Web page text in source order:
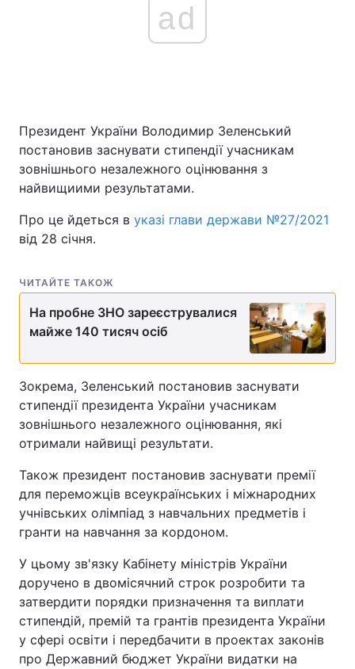
ad
Президент України Володимир Зеленський
постановив заснувати стипендії учасникам
зовнішнього незалежного оцінювання з
найвищиими результатами.
Про це йдеться в указі глави держави №27/2021
від 28 січня.
ЧИТАЙТЕ ТАКОЖ
На пробне ЗНО зареєструвалися
майже 140 тисяч осіб
Зокрема, Зеленський постановив заснувати
стипендії президента України учасникам
зовнішнього незалежного оцінювання, які
отримали найвищі результати.
Також президент постановив заснувати премії
для переможців всеукраїнських і міжнародних
учнівських олімпіад з навчальних предметів і
гранти на навчання за кордоном.
У цьому зв'язку Кабінету міністрів України
доручено в двомісячний строк розробити та
затвердити порядки призначення та виплати
стипендій, премій та грантів президента України
у сфері освіти і передбачити в проектах законів
про Державний бюджет України видатки на